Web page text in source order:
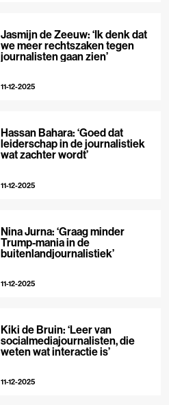
Jasmijn de Zeeuw: ‘Ik denk dat
we meer rechtszaken tegen
journalisten gaan zien’
11-12-2025
Hassan Bahara: ‘Goed dat
leiderschap in de journalistiek
wat zachter wordt’
11-12-2025
Nina Jurna: ‘Graag minder
Trump-mania in de
buitenlandjournalistiek’
11-12-2025
Kiki de Bruin: ‘Leer van
socialmediajournalisten, die
weten wat interactie is’
11-12-2025